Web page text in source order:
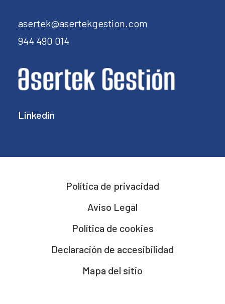
Linkedin
asertek@asertekgestion.com
944 490 014
Política de privacidad
Aviso Legal
Política de cookies
Declaración de accesibilidad
Mapa del sitio